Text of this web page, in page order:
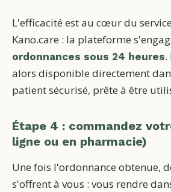
L'efficacité est au cœur du
Kano.care : la plateforme
ordonnances sous 24 heures.
alors disponible directement
patient sécurisé, prête à être
Étape 4 : commandez
ligne ou en pharmacie)
Une fois l'ordonnance obtenue,
s'offrent à vous : vous rendre